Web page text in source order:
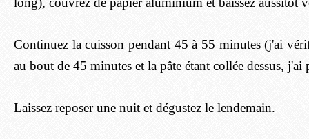
Continuez la cuisson pendant 45 à 55 minutes (j'ai
au bout de 45 minutes et la pâte étant collée dessus,
Laissez reposer une nuit et dégustez le lendemain.